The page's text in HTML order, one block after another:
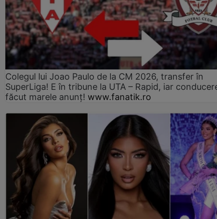
Colegul lui Joao Paulo de la CM 2026, transfer în
SuperLiga! E în tribune la UTA – Rapid, iar
făcut marele anunț! www.fanatik.ro